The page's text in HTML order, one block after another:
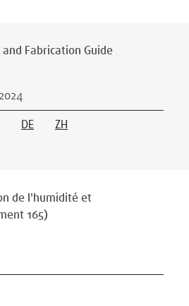
Fabrication Guide
DE ZH
de l'humidité et
165)